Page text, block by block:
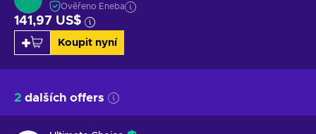
Ověřeno Eneba
141,97 US$
Koupit nyní
2 dalších offers